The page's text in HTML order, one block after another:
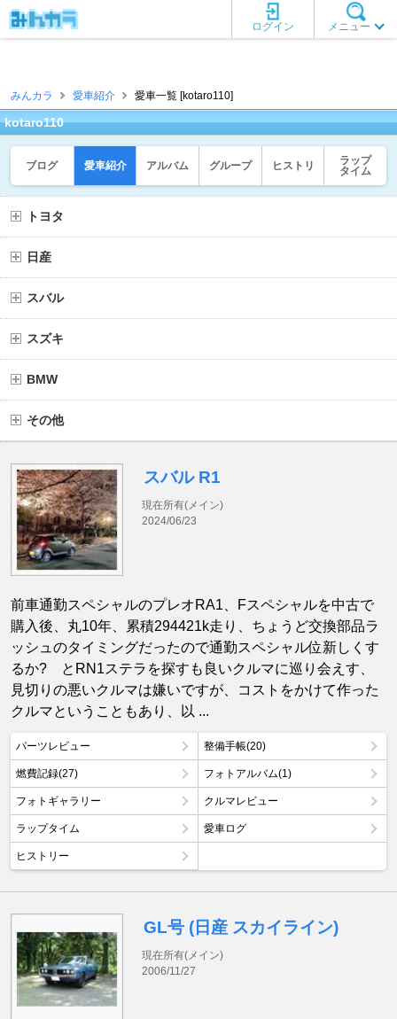
メニュー
ログイン
みんカラ 愛車紹介 愛車一覧 [kotaro110]
kotaro110
ブログ 愛車紹介 アルバム グループ ヒストリ
ラップ
タイム
トヨタ
日産
スバル
スズキ
BMW
その他
スバル R1
現在所有(メイン)
2024/06/23
前車通勤スペシャルのプレオRA1、Fスペシャルを中古で
購入後、丸10年、累積294421k走り、ちょうど交換部品ラ
ッシュのタイミングだったので通勤スペシャル位新しくす
るか? とRN1ステラを探すも良いクルマに巡り会えす、
見切りの悪いクルマは嫌いですが、コストをかけて作った
クルマということもあり、以 ...
パーツレビュー 整備手帳(20)
燃費記録(27) フォトアルバム(1)
フォトギャラリー クルマレビュー
ラップタイム 愛車ログ
ヒストリー
GL号 (日産 スカイライン)
現在所有(メイン)
2006/11/27